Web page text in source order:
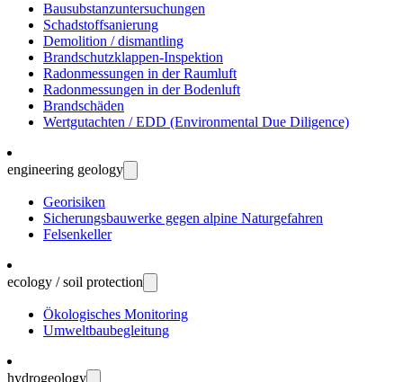
Bau­substanz­unter­suchungen
Schadstoff­sanierung
Demolition / dismantling
Brandschutz­klappen-Inspektion
Radon­messungen in der Raum­luft
Radon­messungen in der Boden­luft
Brand­schäden
Wert­gutachten / EDD (Environ­mental Due Dili­gence)
engineering geology
Geo­risiken
Sicherungs­bau­werke gegen alpine Natur­gefahren
Felsen­keller
ecology / soil protection
Öko­logisches Moni­toring
Umwelt­bau­be­gleitung
hydrogeology